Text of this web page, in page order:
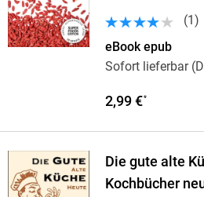
(1 )
eBook epub
Sofort lieferbar
2,99 €*
Die gute alte
Kochbücher